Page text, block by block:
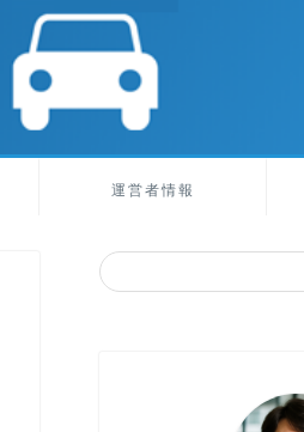
運営者情報